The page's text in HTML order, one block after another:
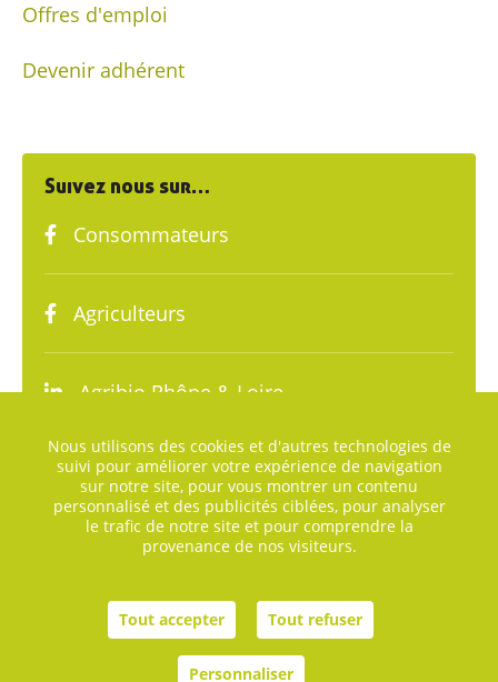
Offres d'emploi
Devenir adhérent
Suivez nous sur…
Consommateurs
Agriculteurs
Agribio Rhône & Loire
Mentions légales
Agence digitale helli•hello
Nous utilisons des cookies et d'autres technologies de
suivi pour améliorer votre expérience de navigation
sur notre site, pour vous montrer un contenu
personnalisé et des publicités ciblées, pour analyser
le trafic de notre site et pour comprendre la
provenance de nos visiteurs.
Tout accepter Tout refuser
Personnaliser